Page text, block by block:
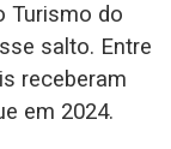
Turismo do
salto. Entre
receberam
em 2024.